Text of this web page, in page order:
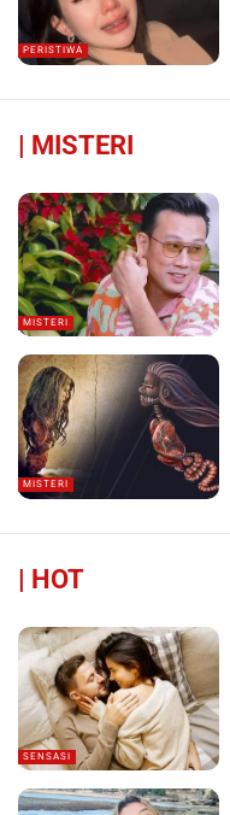
PERISTIWA
| MISTERI
MISTERI
MISTERI
| HOT
SENSASI